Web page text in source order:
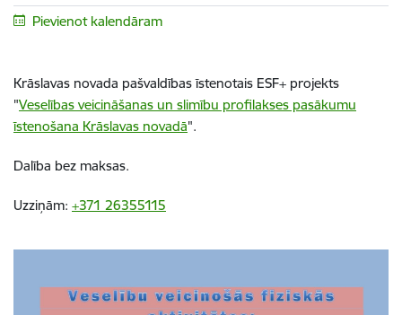
Pievienot kalendāram
Krāslavas novada pašvaldības īstenotais ESF+ projekts
"Veselības veicināšanas un slimību profilakses pasākumu
īstenošana Krāslavas novadā".
Dalība bez maksas.
Uzziņām: +371 26355115